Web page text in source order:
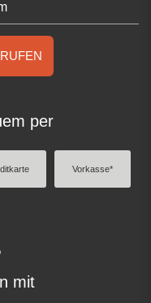
per
Vorkasse*
mit